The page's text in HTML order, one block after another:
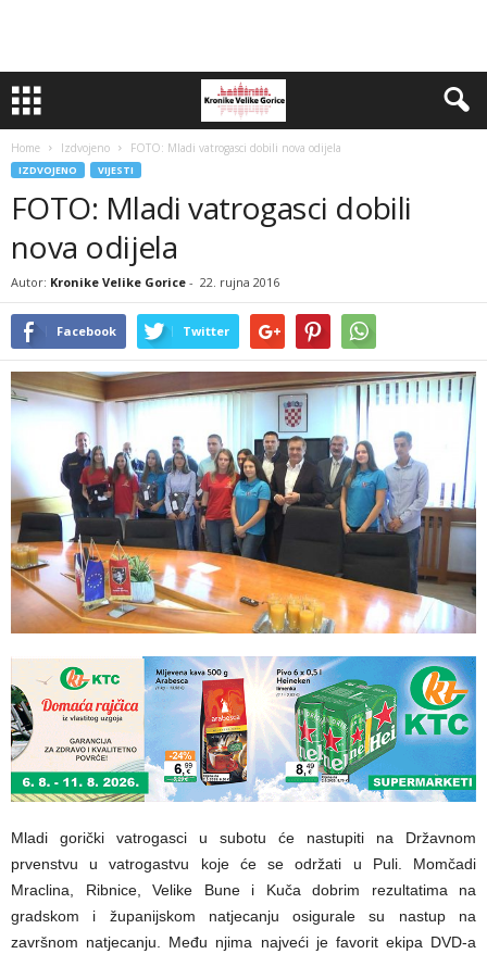
Home Izdvojeno FOTO: Mladi vatrogasci dobili nova odijela
IZDVOJENO VIJESTI
FOTO: Mladi vatrogasci dobili
nova odijela
Autor: Kronike Velike Gorice - 22. rujna 2016
Facebook Twitter
Mladi gorički vatrogasci u subotu će nastupiti na Državnom
prvenstvu u vatrogastvu koje će se održati u Puli. Momčadi
Mraclina, Ribnice, Velike Bune i Kuča dobrim rezultatima na
gradskom i županijskom natjecanju osigurale su nastup na
završnom natjecanju. Među njima najveći je favorit ekipa DVD-a